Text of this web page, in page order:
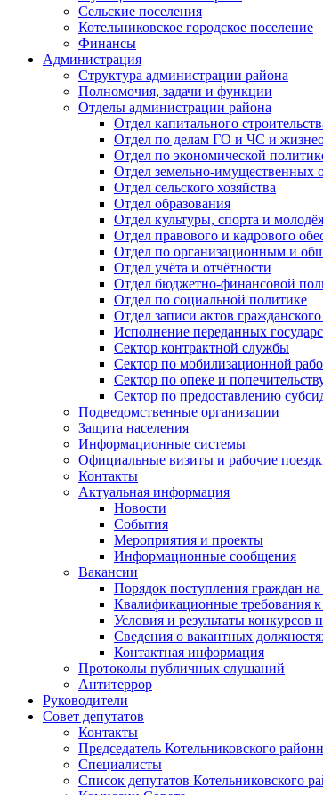
Сельские поселения
Котельниковское городское поселение
Финансы
Администрация
Структура администрации района
Полномочия, задачи и функции
Отделы администрации района
Отдел капитального
Отдел по делам ГО и ЧС и
Отдел по экономической
Отдел земельно-имущественных
Отдел сельского хозяйства
Отдел образования
Отдел культуры, спорта и
Отдел правового и кадрового
Отдел по организационным и
Отдел учёта и отчётности
Отдел бюджетно-финансовой
Отдел по социальной политике
Отдел записи актов
Исполнение переданных
Сектор контрактной службы
Сектор по мобилизационной
Сектор по опеке и
Сектор по предоставлению
Подведомственные организации
Защита населения
Информационные системы
Официальные визиты и рабочие
Контакты
Актуальная информация
Новости
События
Мероприятия и проекты
Информационные сообщения
Вакансии
Порядок поступления граждан
Квалификационные требования
Условия и результаты
Сведения о вакантных
Контактная информация
Протоколы публичных слушаний
Антитеррор
Руководители
Совет депутатов
Контакты
Председатель Котельниковского
Специалисты
Список депутатов Котельниковского